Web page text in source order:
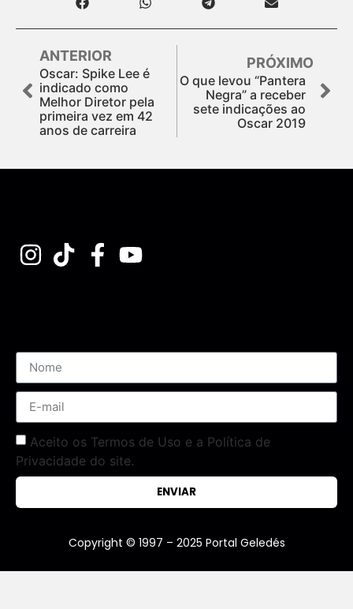
ANTERIOR
Oscar: Spike Lee é
indicado como
Melhor Diretor pela
primeira vez em 42
anos de carreira
PRÓXIMO
O que levou “Pantera
Negra” a receber
sete indicações ao
Oscar 2019
Aceito os Termos de Uso e a Política de
Privacidade do site.
ENVIAR
Copyright © 1997 – 2025 Portal Geledés